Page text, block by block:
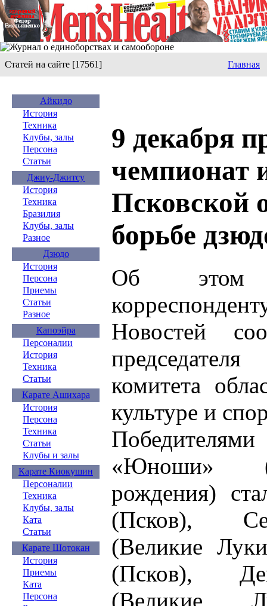
Статей на сайте [17561] Главная
Айкидо
История
Техника
Клубы, залы
Персона
Статьи
Джиу-Джитсу
История
Техника
Бразилия
Клубы, залы
Разное
Дзюдо
История
Персона
Приемы
Статьи
Разное
Капоэйра
Персоналии
История
Техника
Статьи
Карате Ашихара
История
Персона
Техника
Статьи
Клубы и залы
Карате Киокушин
Персоналии
Техника
Клубы, залы
Ката
Статьи
Карате Шотокан
История
Приемы
Ката
Персона
9 декабря
чемпионат
Псковской
борьбе
Об этом
Новостей
комитета
культуре и
«Юноши»
рождения)
(Псков),
(Великие
(Псков),
(Великие